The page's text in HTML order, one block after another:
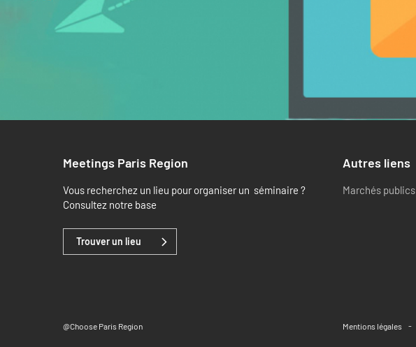
Meetings Paris Region
Vous recherchez un lieu pour organiser un séminaire ?
Consultez notre base
Trouver un lieu
Autres liens
Marchés publics
@Choose Paris Region Mentions légales